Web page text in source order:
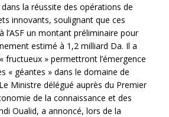
la réussite des opérations de
innovants, soulignant que ces
l’ASF un montant préliminaire pour
estimé à 1,2 milliard Da. Il a
fructueux » permettront l’émergence
« géantes » dans le domaine de
Ministre délégué auprès du Premier
de la connaissance et des
Oualid, a annoncé, lors de la